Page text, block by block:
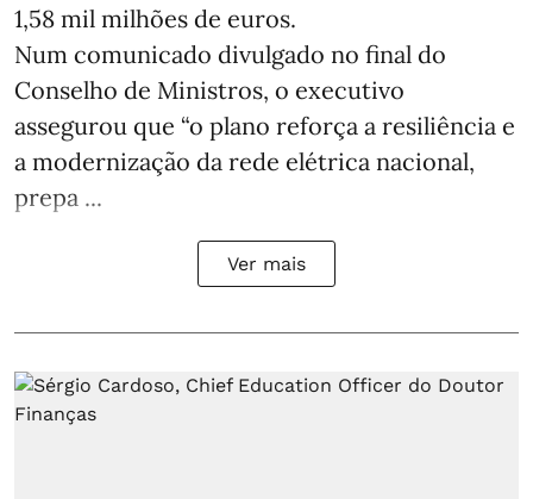
1,58 mil milhões de euros.
Num comunicado divulgado no final do
Conselho de Ministros, o executivo
assegurou que “o plano reforça a resiliência e
a modernização da rede elétrica nacional,
prepa ...
Ver mais